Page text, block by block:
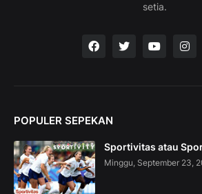
e
c
t
i
setia.
POPULER SEPEKAN
Sportivitas atau
Minggu, September 23,